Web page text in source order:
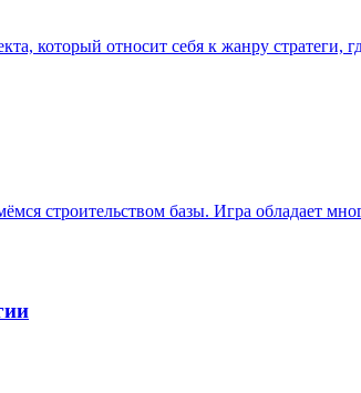
который относит себя к жанру стратеги,
строительством базы. Игра обладает